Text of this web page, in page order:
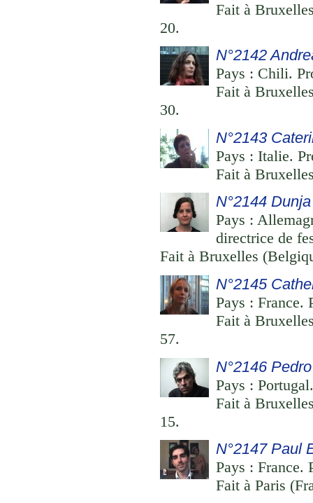
Fait à
20.
N°2142
Pays : Chili.
Fait à
30.
N°2143
Pays : Italie.
Fait à
N°2144
Pays :
directrice de
Fait à Bruxelles
N°2145
Pays : France.
Fait à
57.
N°2146
Pays :
Fait à
15.
N°2147 Paul
Pays : France.
Fait à Paris